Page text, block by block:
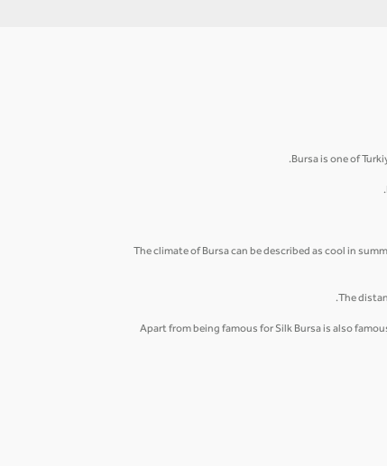
Bursa is one of
The climate of Bursa can be described as cool in
The
Apart from being famous for Silk Bursa is also